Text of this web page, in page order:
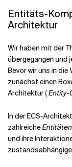
Verwandte
Entitäts-
Architektur
Wir haben mit der
übergegangen und
Bevor wir uns in die
zunächst einen
Architektur (Entity-
In der ECS-
zahlreicheEntitäten
und ihre